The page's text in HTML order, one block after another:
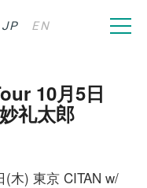
JP EN
10月5日
礼太郎
(木) 東京 CITAN w/